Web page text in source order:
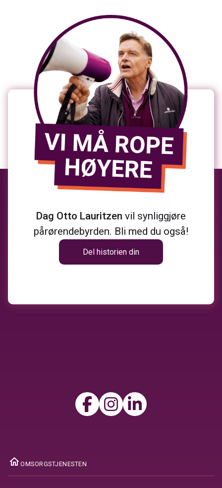
Dag Otto Lauritzen vil synliggjøre
pårørendebyrden. Bli med du også!
Del historien din
OMSORGSTJENESTEN